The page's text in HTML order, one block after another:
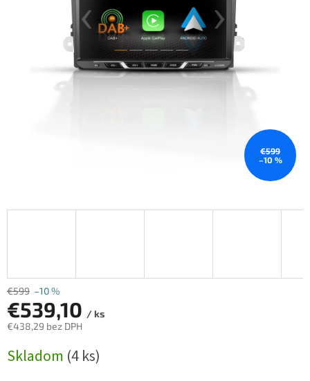
hviezdičiek.
€599
–10 %
€599 –10 %
€539,10 / ks
€438,29 bez DPH
cena:
Skladom (4 ks)